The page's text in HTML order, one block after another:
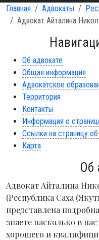
Главная Адвокаты
Адвокат Айталина
Об адвокате
Общая информация
Адвокатское
Территория
Контакты
Информация о
Ссылки на страницу
Карта
Об
Адвокат Айталина
(Республика Саха
представлена
знаете насколько в
хорошего и